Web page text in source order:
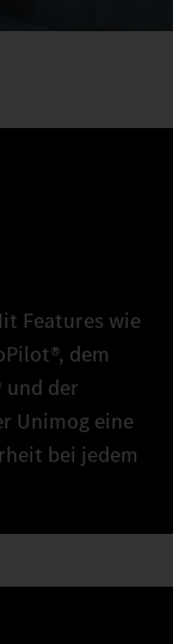
Features wie
dem
und der
Unimog eine
bei jedem